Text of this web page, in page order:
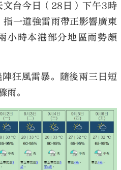
台今日（28日）下午3時
一道強雷雨帶正影響廣東
小時本港部分地區雨勢頗
狂風雷暴。隨後兩三日短
雨。